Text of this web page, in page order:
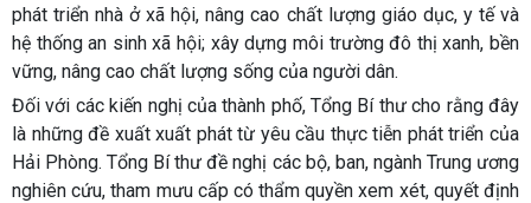
phát triển nhà ở xã hội, nâng cao chất lượng giáo dục, y tế và
hệ thống an sinh xã hội; xây dựng môi trường đô thị xanh, bền
vững, nâng cao chất lượng sống của người dân.
Đối với các kiến nghị của thành phố, Tổng Bí thư cho rằng đây
là những đề xuất xuất phát từ yêu cầu thực tiễn phát triển của
Hải Phòng. Tổng Bí thư đề nghị các bộ, ban, ngành Trung ương
nghiên cứu, tham mưu cấp có thẩm quyền xem xét, quyết định